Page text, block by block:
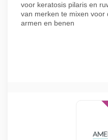
voor keratosis pilaris en
van merken te mixen voor
armen en benen